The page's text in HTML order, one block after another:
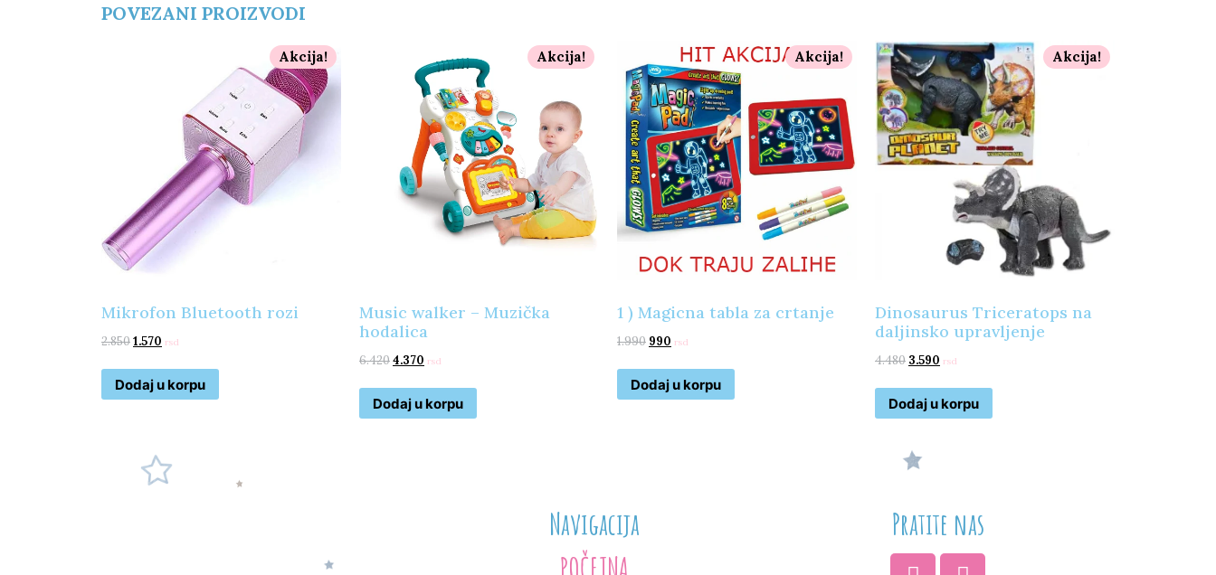
POVEZANI PROIZVODI
Akcija!
Mikrofon Bluetooth rozi
2.8501.570 rsd
Dodaj u korpu
Akcija!
Music walker – Muzička
hodalica
6.4204.370 rsd
Dodaj u korpu
Akcija!
1 ) Magicna tabla za crtanje
1.990 990 rsd
Dodaj u korpu
Akcija!
Dinosaurus Triceratops na
daljinsko upravljenje
4.480 3.590 rsd
Dodaj u korpu
Navigacija
Pratite nas